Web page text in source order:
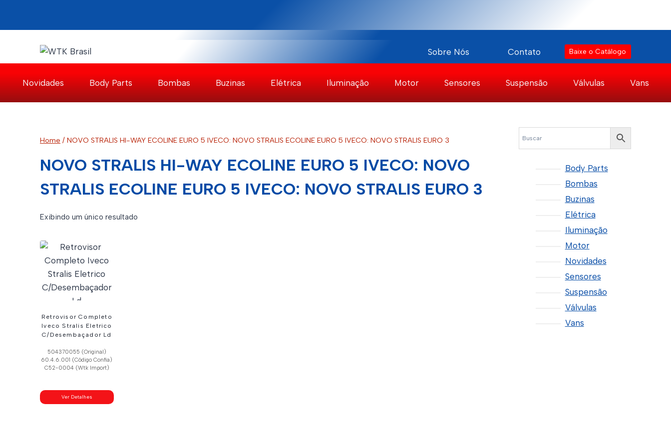
o
Sobre Nós Contato Baixe o Catálogo
Novidades Body Parts Bombas Buzinas Elétrica Iluminação Motor Sensores Suspensão Válvulas Vans
Home / NOVO STRALIS HI-WAY ECOLINE EURO 5 IVECO: NOVO STRALIS ECOLINE EURO 5 IVECO: NOVO STRALIS EURO 3
NOVO STRALIS HI-WAY ECOLINE EURO 5 IVECO: NOVO
STRALIS ECOLINE EURO 5 IVECO: NOVO STRALIS EURO 3
Exibindo um único resultado
Retrovisor Completo
Iveco Stralis Eletrico
C/Desembaçador Ld
504370055 (Original)
60.4.6.001 (Código Confia)
C52-0004 (Wtk Import)
Ver Detalhes
Body Parts
Bombas
Buzinas
Elétrica
Iluminação
Motor
Novidades
Sensores
Suspensão
Válvulas
Vans